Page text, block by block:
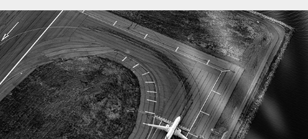
LA PROVENCE VUE DU CIEL